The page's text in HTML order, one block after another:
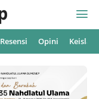
Resensi Opini